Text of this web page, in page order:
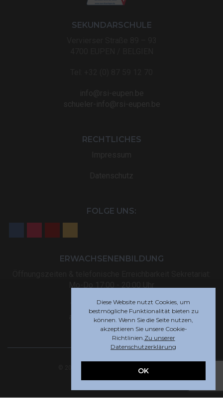
SEKUNDARSCHULE
RECHTLICHES
FOLGE UNS:
ERWACHSENENBILDUNG
Tel: +32 (0) 87 59 12 80
akademie@rsi-eupen.be
© 2025 Robert-Schuman-Institut Eupen
Diese Website nutzt Cookies, um
bestmögliche Funktionalität bieten zu
können. Wenn Sie die Seite nutzen,
akzeptieren Sie unsere Cookie-
Richtlinien.Zu unserer
Datenschutzerklärung
OK